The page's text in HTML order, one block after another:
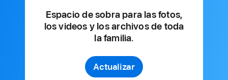
Espacio de sobra para las fotos,
los videos y los archivos de toda
la familia.
Actualizar